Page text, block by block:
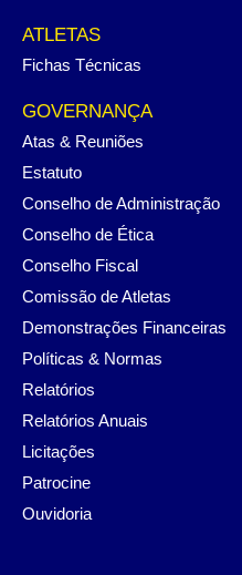
ATLETAS
Fichas Técnicas
GOVERNANÇA
Atas & Reuniões
Estatuto
Conselho de Administração
Conselho de Ética
Conselho Fiscal
Comissão de Atletas
Demonstrações Financeiras
Políticas & Normas
Relatórios
Relatórios Anuais
Licitações
Patrocine
Ouvidoria